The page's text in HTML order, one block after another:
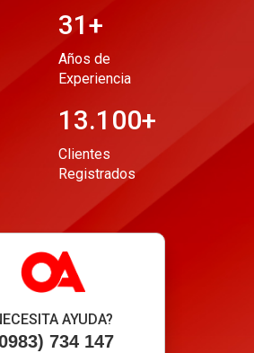
31+
Años de
Experiencia
13.100+
Clientes
Registrados
AYUDA?
734 147